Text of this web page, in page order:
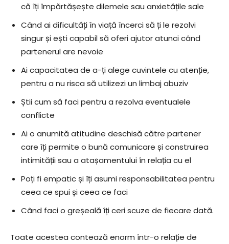
că îți împărtășește dilemele sau anxietățile sale
Când ai dificultăți în viață încerci să ți le rezolvi
singur și ești capabil să oferi ajutor atunci când
partenerul are nevoie
Ai capacitatea de a-ți alege cuvintele cu atenție,
pentru a nu risca să utilizezi un limbaj abuziv
Știi cum să faci pentru a rezolva eventualele
conflicte
Ai o anumită atitudine deschisă către partener
care îți permite o bună comunicare și construirea
intimității sau a atașamentului în relația cu el
Poți fi empatic și îți asumi responsabilitatea pentru
ceea ce spui și ceea ce faci
Când faci o greșeală îți ceri scuze de fiecare dată.
Toate acestea contează enorm într-o relație de